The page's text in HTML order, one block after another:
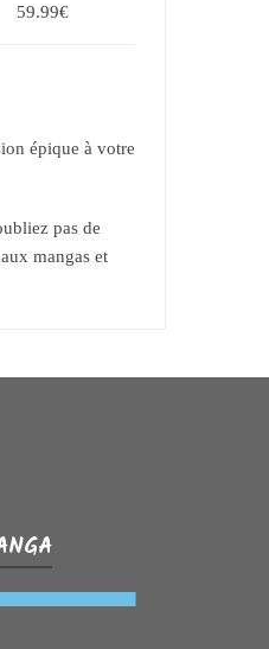
59.99€
épique à votre
pas de
mangas et